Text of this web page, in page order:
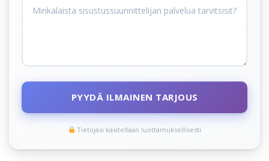
PYYDÄ ILMAINEN TARJOUS
Tietojasi käsitellään luottamuksellisesti